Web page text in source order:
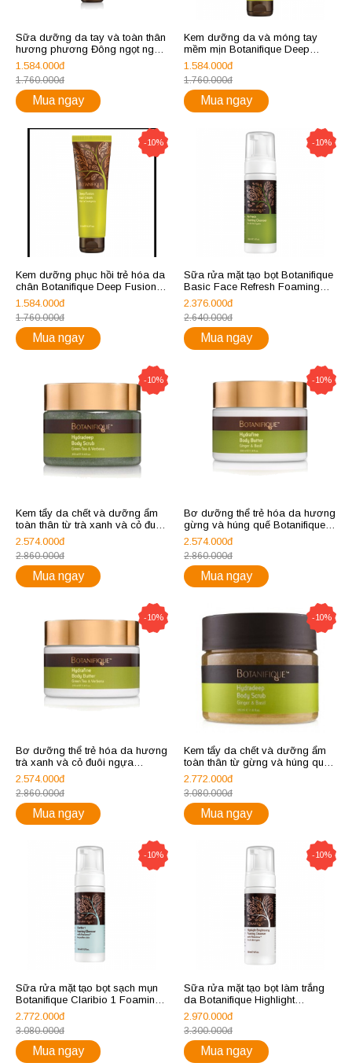
Sữa dưỡng da tay và toàn thân
hương phương Đông ngọt ngào
Botanifique Duo Care Hand &
Body Lotion Sweet Orient
1.584.000đ
1.760.000đ
Mua ngay
Kem dưỡng da và móng tay
mềm mịn Botanifique Deep
Devotion Hand Cream
1.584.000đ
1.760.000đ
Mua ngay
-10%
Kem dưỡng phục hồi trẻ hóa da
chân Botanifique Deep Fusion
Foot Cream
1.584.000đ
1.760.000đ
Mua ngay
-10%
Sữa rửa mặt tạo bọt Botanifique
Basic Face Refresh Foaming
Cleanser
2.376.000đ
2.640.000đ
Mua ngay
-10%
Kem tẩy da chết và dưỡng ẩm
toàn thân từ trà xanh và cỏ đuôi
ngựa Botanifique Hydradeep
Body Scrub Green Tea &
Verbena
2.574.000đ
2.860.000đ
Mua ngay
-10%
Bơ dưỡng thể trẻ hóa da hương
gừng và húng quế Botanifique
Hydrafine Body Butter Ginger &
Basil
2.574.000đ
2.860.000đ
Mua ngay
-10%
Bơ dưỡng thể trẻ hóa da hương
trà xanh và cỏ đuôi ngựa
Botanifique Hydrafine Body
Butter Green Tea & Verbena
2.574.000đ
2.860.000đ
Mua ngay
-10%
Kem tẩy da chết và dưỡng ẩm
toàn thân từ gừng và húng quế
Botanifique Hydradeep Body
Scrub Ginger & Basil
2.772.000đ
3.080.000đ
Mua ngay
-10%
Sữa rửa mặt tạo bọt sạch mụn
Botanifique Claribio 1 Foaming
Cleaser
2.772.000đ
3.080.000đ
Mua ngay
-10%
Sữa rửa mặt tạo bọt làm trắng
da Botanifique Highlight
Brightening Foaming Cleanser
2.970.000đ
3.300.000đ
Mua ngay